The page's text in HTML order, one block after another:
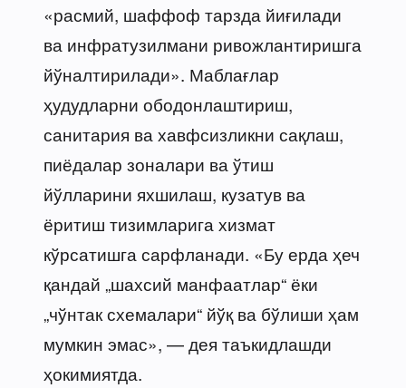
«расмий, шаффоф тарзда йиғилади
ва инфратузилмани ривожлантиришга
йўналтирилади». Маблағлар
ҳудудларни ободонлаштириш,
санитария ва хавфсизликни сақлаш,
пиёдалар зоналари ва ўтиш
йўлларини яхшилаш, кузатув ва
ёритиш тизимларига хизмат
кўрсатишга сарфланади. «Бу ерда ҳеч
қандай „шахсий манфаатлар“ ёки
„чўнтак схемалари“ йўқ ва бўлиши ҳам
мумкин эмас», — дея таъкидлашди
ҳокимиятда.